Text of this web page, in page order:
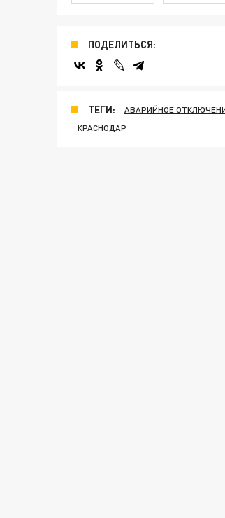
ПОДЕЛИТЬСЯ:
ТЕГИ: АВАРИЙНОЕ
КРАСНОДАР